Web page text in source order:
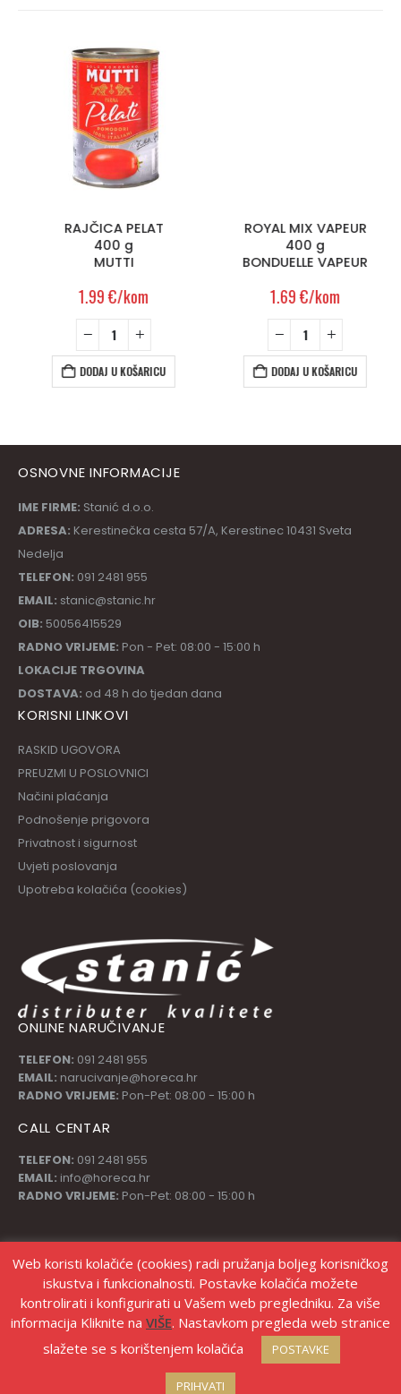
RAJČICA PELAT
400 g
MUTTI
1.99€/kom
DODAJ U KOŠARICU
ROYAL MIX VAPEUR
400 g
BONDUELLE VAPEUR
1.69€/kom
DODAJ U KOŠARICU
OSNOVNE INFORMACIJE
IME FIRME: Stanić d.o.o.
ADRESA: Kerestinečka cesta 57/A, Kerestinec 10431 Sveta
Nedelja
TELEFON: 091 2481 955
EMAIL: stanic@stanic.hr
OIB: 50056415529
RADNO VRIJEME: Pon - Pet: 08:00 - 15:00 h
LOKACIJE TRGOVINA
DOSTAVA: od 48 h do tjedan dana
KORISNI LINKOVI
RASKID UGOVORA
PREUZMI U POSLOVNICI
Načini plaćanja
Podnošenje prigovora
Privatnost i sigurnost
Uvjeti poslovanja
Upotreba kolačića (cookies)
ONLINE NARUČIVANJE
TELEFON: 091 2481 955
EMAIL: narucivanje@horeca.hr
RADNO VRIJEME: Pon-Pet: 08:00 - 15:00 h
CALL CENTAR
TELEFON: 091 2481 955
EMAIL: info@horeca.hr
RADNO VRIJEME: Pon-Pet: 08:00 - 15:00 h
Izrada web shopa Marketing strategije
Web koristi kolačiće (cookies) radi pružanja boljeg korisničkog
iskustva i funkcionalnosti. Postavke kolačića možete
kontrolirati i konfigurirati u Vašem web pregledniku. Za više
informacija Kliknite na VIŠE. Nastavkom pregleda web stranice
slažete se s korištenjem kolačića
POSTAVKE
PRIHVATI